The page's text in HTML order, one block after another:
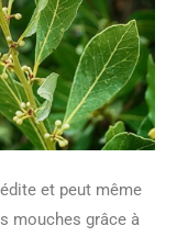
et peut même
mouches grâce à